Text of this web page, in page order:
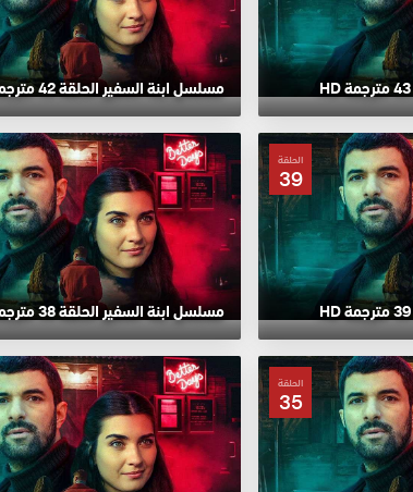
مسلسل ابنة السفير الحلقة 42 مترجمة HD
الحلقة
39
مسلسل ابنة السفير الحلقة 38 مترجمة HD
الحلقة
35